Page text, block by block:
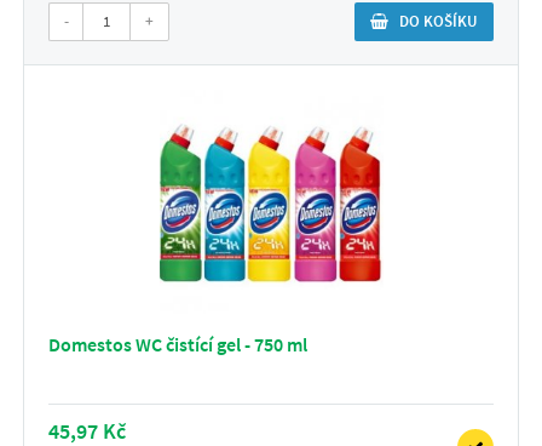
- + DO KOŠÍKU
Domestos WC čistící gel - 750 ml
45,97 Kč